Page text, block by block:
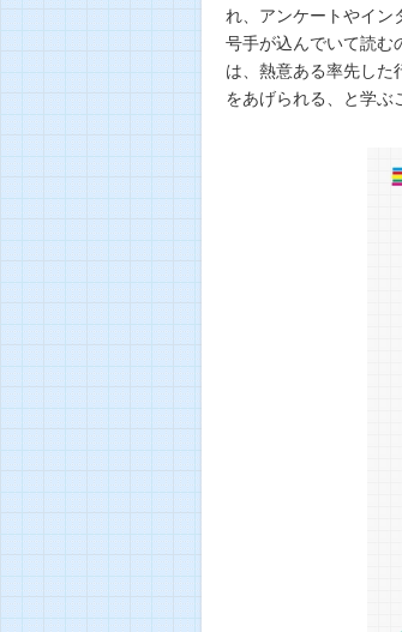
れ、アンケートやイン
号手が込んでいて読む
は、熱意ある率先し
をあげられる、と学ぶ